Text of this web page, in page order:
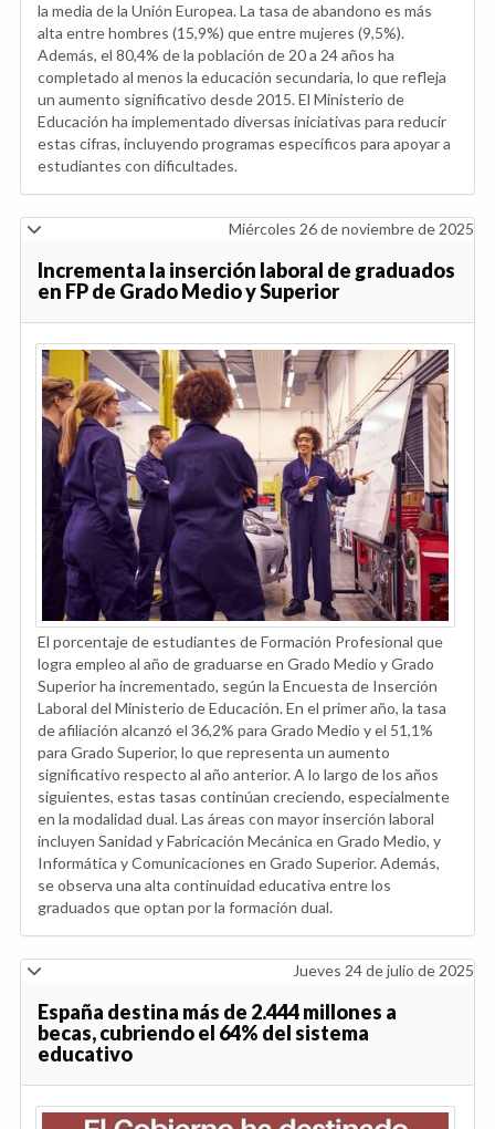
la media de la Unión Europea. La tasa de abandono es más
alta entre hombres (15,9%) que entre mujeres (9,5%).
Además, el 80,4% de la población de 20 a 24 años ha
completado al menos la educación secundaria, lo que refleja
un aumento significativo desde 2015. El Ministerio de
Educación ha implementado diversas iniciativas para reducir
estas cifras, incluyendo programas específicos para apoyar a
estudiantes con dificultades.
Miércoles 26 de noviembre de 2025
Incrementa la inserción laboral de graduados
en FP de Grado Medio y Superior
El porcentaje de estudiantes de Formación Profesional que
logra empleo al año de graduarse en Grado Medio y Grado
Superior ha incrementado, según la Encuesta de Inserción
Laboral del Ministerio de Educación. En el primer año, la tasa
de afiliación alcanzó el 36,2% para Grado Medio y el 51,1%
para Grado Superior, lo que representa un aumento
significativo respecto al año anterior. A lo largo de los años
siguientes, estas tasas continúan creciendo, especialmente
en la modalidad dual. Las áreas con mayor inserción laboral
incluyen Sanidad y Fabricación Mecánica en Grado Medio, y
Informática y Comunicaciones en Grado Superior. Además,
se observa una alta continuidad educativa entre los
graduados que optan por la formación dual.
Jueves 24 de julio de 2025
España destina más de 2.444 millones a
becas, cubriendo el 64% del sistema
educativo